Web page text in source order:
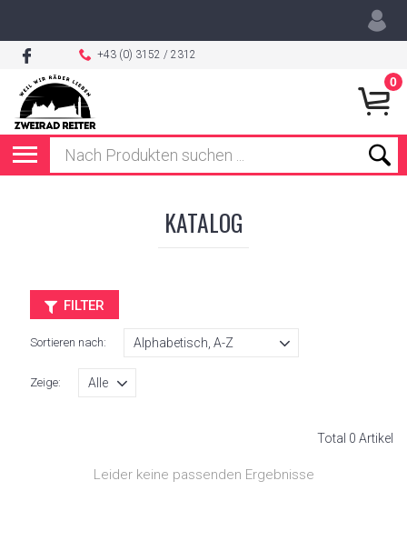
+43 (0) 3152 / 2312
0
KATALOG
FILTER
Sortieren nach:
Zeige:
Total 0 Artikel
Leider keine passenden Ergebnisse